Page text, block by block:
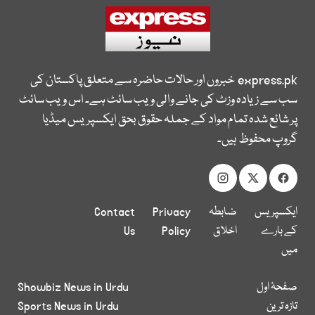
express.pkخبروں اور حالات حاضرہ سے متعلق پاکستان کی
سب سے زیادہ وزٹ کی جانے والی ویب سائٹ ہے۔ اس ویب سائٹ
پر شائع شدہ تمام مواد کے جملہ حقوق بحق ایکسپریس میڈیا
گروپ محفوظ ہیں۔
ایکسپریس
کے بارے
میں
ضابطہ
اخلاق
Privacy
Policy
Contact
Us
صفحۂ اول
تازہ ترین
Showbiz News in Urdu
Sports News in Urdu